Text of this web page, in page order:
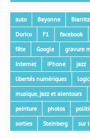
auto Bayonne Biarritz
Dorico
F1 facebook
fête
Google gravure
Internet
iPhone jazz
libertés numériques
musique, jazz et alentours
peinture
photos
sorties
Steinberg sur